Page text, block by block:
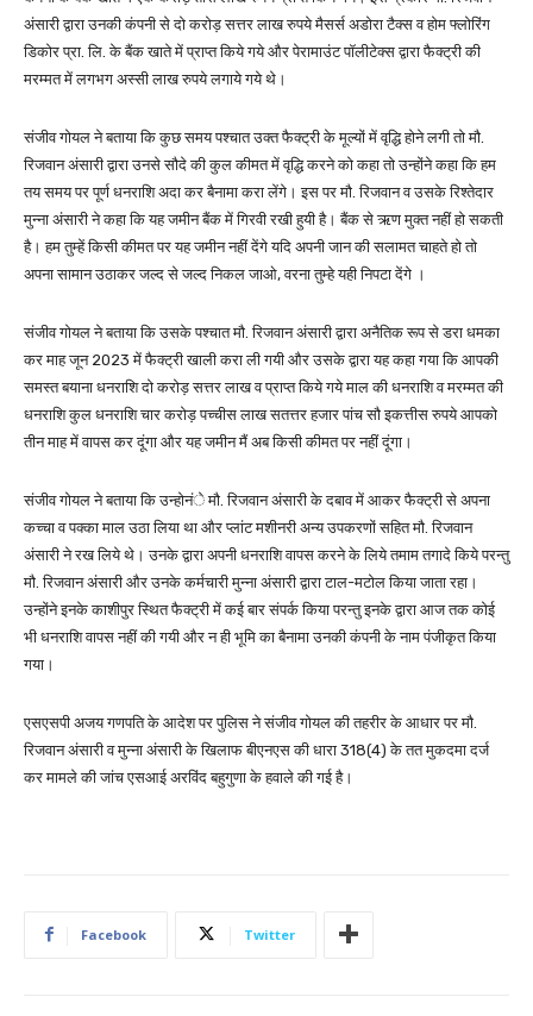
अंसारी द्वारा उनकी कंपनी से दो करोड़ सत्तर लाख रुपये मैसर्स अडोरा टैक्स व होम फ्लोरिंग
डिकोर प्रा. लि. के बैंक खाते में प्राप्त किये गये और पेरामाउंट पॉलीटेक्स द्वारा फैक्ट्री की
मरम्मत में लगभग अस्सी लाख रुपये लगाये गये थे।
संजीव गोयल ने बताया कि कुछ समय पश्चात उक्त फैक्ट्री के मूल्यों में वृद्धि होने लगी तो मौ.
रिजवान अंसारी द्वारा उनसे सौदे की कुल कीमत में वृद्धि करने को कहा तो उन्होंने कहा कि हम
तय समय पर पूर्ण धनराशि अदा कर बैनामा करा लेंगे। इस पर मौ. रिजवान व उसके रिश्तेदार
मुन्ना अंसारी ने कहा कि यह जमीन बैंक में गिरवी रखी हुयी है। बैंक से ऋण मुक्त नहीं हो सकती
है। हम तुम्हें किसी कीमत पर यह जमीन नहीं देंगे यदि अपनी जान की सलामत चाहते हो तो
अपना सामान उठाकर जल्द से जल्द निकल जाओ, वरना तुम्हे यही निपटा देंगे ।
संजीव गोयल ने बताया कि उसके पश्चात मौ. रिजवान अंसारी द्वारा अनैतिक रूप से डरा धमका
कर माह जून 2023 में फैक्ट्री खाली करा ली गयी और उसके द्वारा यह कहा गया कि आपकी
समस्त बयाना धनराशि दो करोड़ सत्तर लाख व प्राप्त किये गये माल की धनराशि व मरम्मत की
धनराशि कुल धनराशि चार करोड़ पच्चीस लाख सतत्तर हजार पांच सौ इकत्तीस रुपये आपको
तीन माह में वापस कर दूंगा और यह जमीन मैं अब किसी कीमत पर नहीं दूंगा।
संजीव गोयल ने बताया कि उन्होनंे मौ. रिजवान अंसारी के दबाव में आकर फैक्ट्री से अपना
कच्चा व पक्का माल उठा लिया था और प्लांट मशीनरी अन्य उपकरणों सहित मौ. रिजवान
अंसारी ने रख लिये थे। उनके द्वारा अपनी धनराशि वापस करने के लिये तमाम तगादे किये परन्तु
मौ. रिजवान अंसारी और उनके कर्मचारी मुन्ना अंसारी द्वारा टाल-मटोल किया जाता रहा।
उन्होंने इनके काशीपुर स्थित फैक्ट्री में कई बार संपर्क किया परन्तु इनके द्वारा आज तक कोई
भी धनराशि वापस नहीं की गयी और न ही भूमि का बैनामा उनकी कंपनी के नाम पंजीकृत किया
गया।
एसएसपी अजय गणपति के आदेश पर पुलिस ने संजीव गोयल की तहरीर के आधार पर मौ.
रिजवान अंसारी व मुन्ना अंसारी के खिलाफ बीएनएस की धारा 318(4) के तत मुकदमा दर्ज
कर मामले की जांच एसआई अरविंद बहुगुणा के हवाले की गई है।
Facebook Twitter